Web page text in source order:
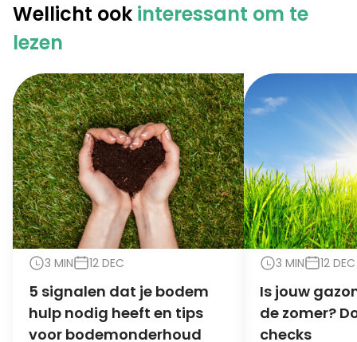
Wellicht ook interessant om te
lezen
3 MIN 12 DEC
5 signalen dat je bodem
hulp nodig heeft en tips
voor bodemonderhoud
3 MIN 12 DEC
Is jouw
de zomer?
checks